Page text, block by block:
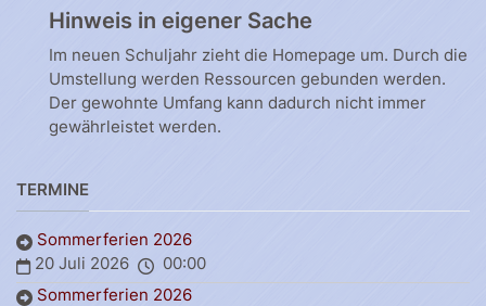
Hinweis in eigener Sache
Im neuen Schuljahr zieht die Homepage um. Durch die
Umstellung werden Ressourcen gebunden werden.
Der gewohnte Umfang kann dadurch nicht immer
gewährleistet werden.
TERMINE
Sommerferien 2026
20 Juli 2026
00:00
Sommerferien 2026